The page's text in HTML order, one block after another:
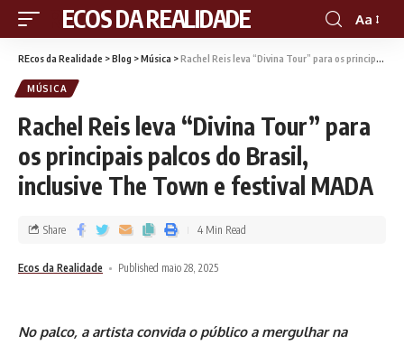
RECOS DA REALIDADE Aa
REcos da Realidade >Blog >Música >Rachel Reis leva “Divina Tour” para os principais palcos do Brasil, inclusive The Town e festival MADA
MÚSICA
Rachel Reis leva “Divina Tour” para
os principais palcos do Brasil,
inclusive The Town e festival MADA
Ecos da Realidade Published maio 28, 2025
Share 4 Min Read
No palco, a artista convida o público a mergulhar na